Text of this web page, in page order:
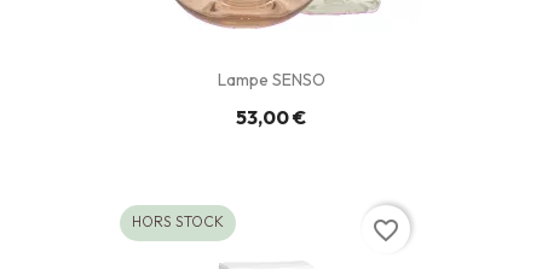
Lampe SENSO
53,00 €
HORS STOCK favorite_border